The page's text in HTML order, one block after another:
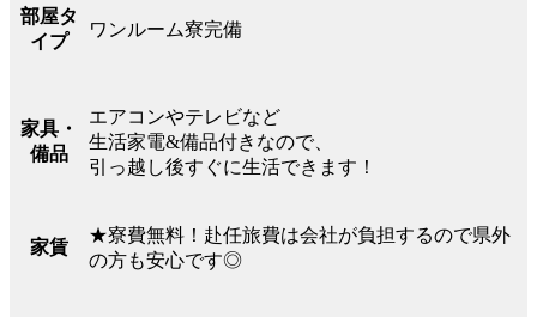
部屋タ
イプ
ワンルーム寮完備
家具・
備品
エアコンやテレビなど
生活家電&備品付きなので、
引っ越し後すぐに生活できます！
家賃
★寮費無料！赴任旅費は会社が負担するので県外
の方も安心です◎